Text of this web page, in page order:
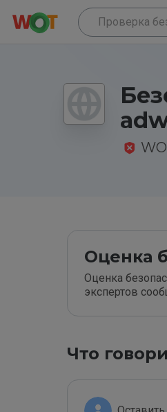
Оценка
Оценка
экспертов
Что